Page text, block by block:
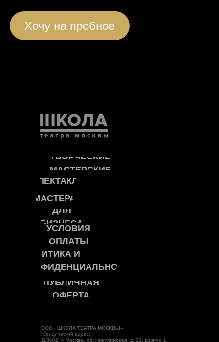
Хочу на пробное
ООО «ШКОЛА ТЕАТРА МОСКВЫ»
Юридический адрес:
119602, г. Москва, ул. Никулинская, д. 23, корпус 1,
ТВОРЧЕСКИЕ
МАСТЕРСКИЕ
МАСТЕРА
ДЛЯ
БИЗНЕСА
УСЛОВИЯ
ОПЛАТЫ
ПОЛИТИКА И
КОНФИДЕНЦИАЛЬНОСТЬ
ПУБЛИЧНАЯ
ОФЕРТА
СПЕКТАКЛИ